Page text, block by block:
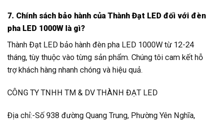
7. Chính sách bảo hành của Thành Đạt LED đối với đèn
pha LED 1000W là gì?
Thành Đạt LED bảo hành đèn pha LED 1000W từ 12-24
tháng, tùy thuộc vào từng sản phẩm. Chúng tôi cam kết hỗ
trợ khách hàng nhanh chóng và hiệu quả.
CÔNG TY TNHH TM & DV THÀNH ĐẠT LED
Địa chỉ:-Số 938 đường Quang Trung, Phường Yên Nghĩa,